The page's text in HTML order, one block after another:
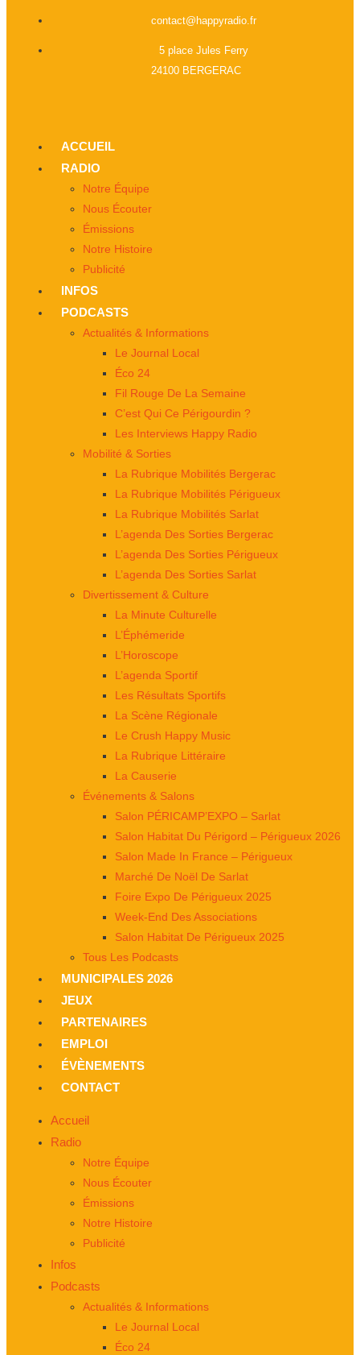
contact@happyradio.fr
5 place Jules Ferry
24100 BERGERAC
ACCUEIL
RADIO
Notre Équipe
Nous Écouter
Émissions
Notre Histoire
Publicité
INFOS
PODCASTS
Actualités & Informations
Le Journal Local
Éco 24
Fil Rouge De La Semaine
C’est Qui Ce Périgourdin ?
Les Interviews Happy Radio
Mobilité & Sorties
La Rubrique Mobilités Bergerac
La Rubrique Mobilités Périgueux
La Rubrique Mobilités Sarlat
L’agenda Des Sorties Bergerac
L’agenda Des Sorties Périgueux
L’agenda Des Sorties Sarlat
Divertissement & Culture
La Minute Culturelle
L’Éphémeride
L’Horoscope
L’agenda Sportif
Les Résultats Sportifs
La Scène Régionale
Le Crush Happy Music
La Rubrique Littéraire
La Causerie
Événements & Salons
Salon PÉRICAMP’EXPO – Sarlat
Salon Habitat Du Périgord – Périgueux 2026
Salon Made In France – Périgueux
Marché De Noël De Sarlat
Foire Expo De Périgueux 2025
Week-End Des Associations
Salon Habitat De Périgueux 2025
Tous Les Podcasts
MUNICIPALES 2026
JEUX
PARTENAIRES
EMPLOI
ÉVÈNEMENTS
CONTACT
Accueil
Radio
Notre Équipe
Nous Écouter
Émissions
Notre Histoire
Publicité
Infos
Podcasts
Actualités & Informations
Le Journal Local
Éco 24